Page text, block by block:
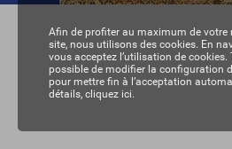
Afin de profiter au maximum de votre
site, nous utilisons des cookies. En
vous acceptez l’utilisation de cookies.
possible de modifier la configuration
pour mettre fin à l’acceptation
détails, cliquez ici.